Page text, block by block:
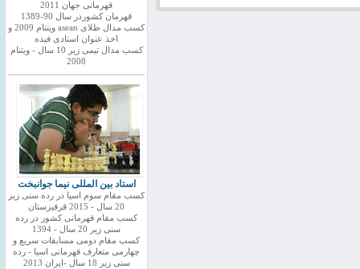
قهرمانی جهان 2011
قهرمان کشوردر سال 90-1389
کسب مدال طلای asean ویتنام 2009 و
اخذ عنوان استادی فیده
کسب مدال تیمی زیر 10 سال - ویتنام
2008
استاد بین المللی نیما جوانبخت
کسب مقام سوم اسیا در رده سنی زیر
20 سال - 2015 قرقیزستان
کسب مقام قهرمانی کشور در رده
سنی زیر 20 سال - 1394
کسب مقام دومی مسابقات سریع و
چهارمی متعارف قهرمانی اسیا - رده
سنی زیر 18 سال -ایران 2013